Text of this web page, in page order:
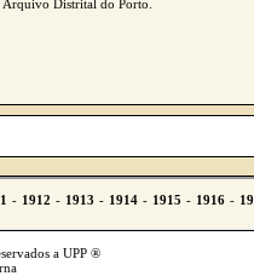
Arquivo Distrital do Porto.
a UPP ®